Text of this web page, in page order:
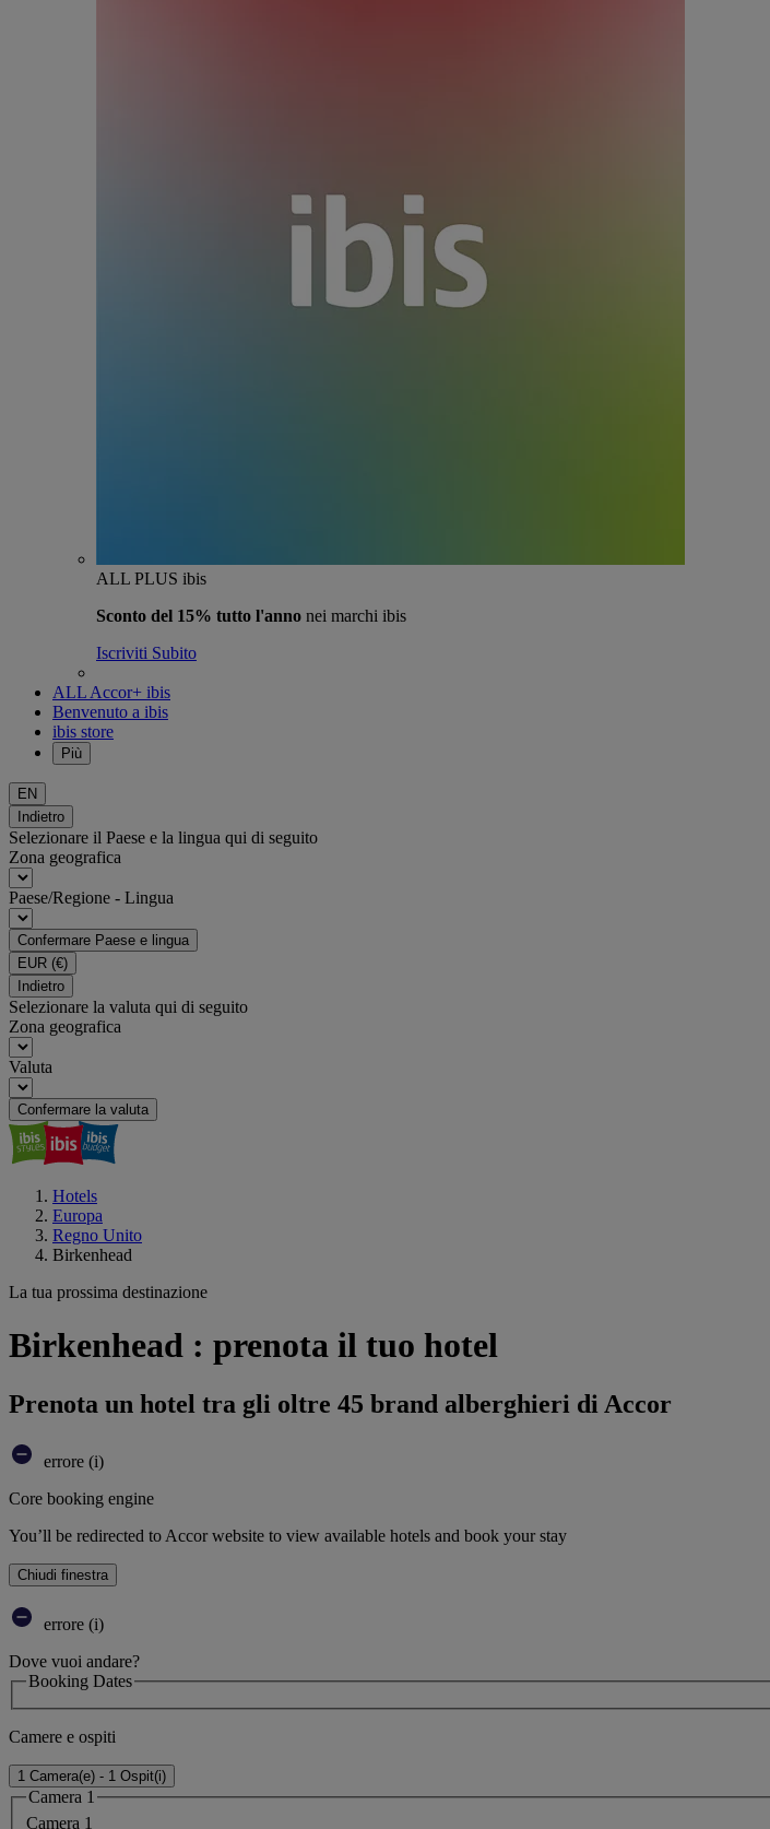
ALL PLUS ibis
Sconto del 15% tutto l'anno nei marchi ibis
Iscriviti Subito
ALL Accor+ ibis
Benvenuto a ibis
ibis store
Più
EN
Indietro
Selezionare il Paese e la lingua qui di seguito
Zona geografica
Paese/Regione - Lingua
Confermare Paese e lingua
EUR (€)
Indietro
Selezionare la valuta qui di seguito
Zona geografica
Valuta
Confermare la valuta
Hotels
Europa
Regno Unito
Birkenhead
La tua prossima destinazione
Birkenhead : prenota il tuo hotel
Prenota un hotel tra gli oltre 45 brand alberghieri di Accor
errore (i)
Core booking engine
You’ll be redirected to Accor website to view available hotels and book your stay
Chiudi finestra
errore (i)
Dove vuoi andare?
Booking Dates
Camere e ospiti
1 Camera(e) - 1 Ospit(i)
Camera 1
Camera 1